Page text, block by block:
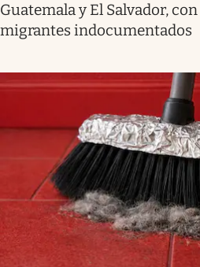
Guatemala y El Salvador,
migrantes indocumentados